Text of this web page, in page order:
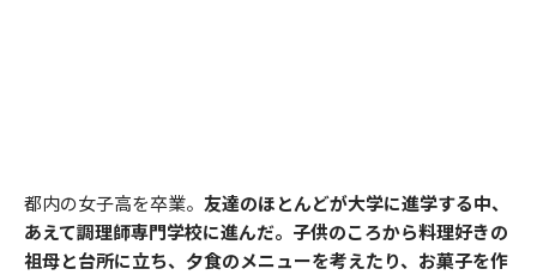
都内の女子高を卒業。 友達のほとんどが大学に進学する中、
あえて調理師専門学校に進んだ。子供のころから料理好きの
祖母と台所に立ち、夕食のメニューを考えたり、お菓子を作